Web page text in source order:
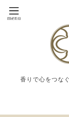
香りで心をつな